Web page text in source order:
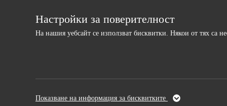
Настройки за поверителност
На нашия уебсайт се използват бисквитки. Някои от тях са
Необходими
Тези бисквитки са необходими за
Показване на информация за бисквитките